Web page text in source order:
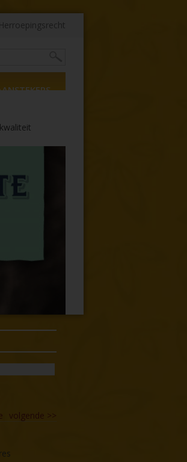
Herroepingsrecht
volgende >>